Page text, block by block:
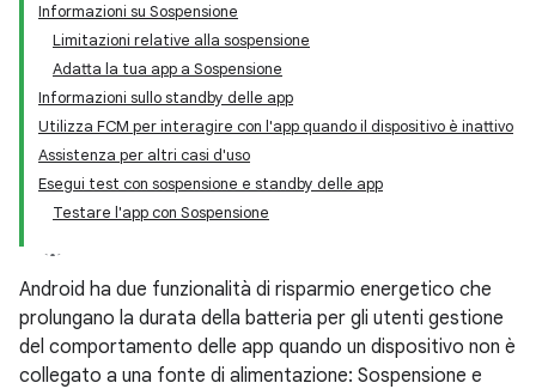
Informazioni su Sospensione
Limitazioni relative alla sospensione
Adatta la tua app a Sospensione
Informazioni sullo standby delle app
Utilizza FCM per interagire con l'app quando il dispositivo è inattivo
Assistenza per altri casi d'uso
Esegui test con sospensione e standby delle app
Testare l'app con Sospensione
Android ha due funzionalità di risparmio energetico che
prolungano la durata della batteria per gli utenti gestione
del comportamento delle app quando un dispositivo non è
collegato a una fonte di alimentazione: Sospensione e